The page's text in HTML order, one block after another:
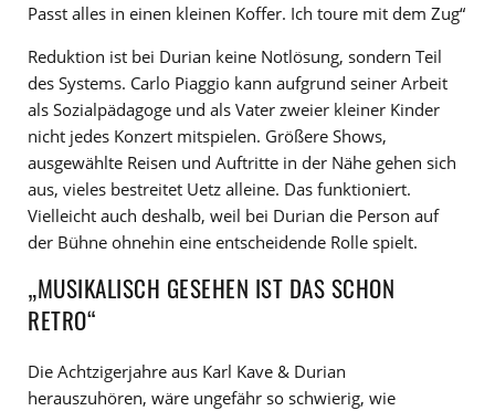
Passt alles in einen kleinen Koffer. Ich toure mit dem Zug“
Reduktion ist bei Durian keine Notlösung, sondern Teil
des Systems. Carlo Piaggio kann aufgrund seiner Arbeit
als Sozialpädagoge und als Vater zweier kleiner Kinder
nicht jedes Konzert mitspielen. Größere Shows,
ausgewählte Reisen und Auftritte in der Nähe gehen sich
aus, vieles bestreitet Uetz alleine. Das funktioniert.
Vielleicht auch deshalb, weil bei Durian die Person auf
der Bühne ohnehin eine entscheidende Rolle spielt.
„MUSIKALISCH GESEHEN IST DAS SCHON
RETRO“
Die Achtzigerjahre aus Karl Kave & Durian
herauszuhören, wäre ungefähr so schwierig, wie